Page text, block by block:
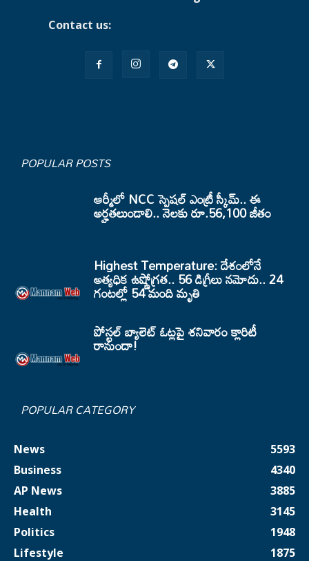
Contact us:
POPULAR POSTS
ఆర్మీలో NCC స్పెషల్ ఎంట్రీ స్కీమ్.. ఈ
అర్హతలుండాలి.. నెలకు రూ.56,100 జీతం
Highest Temperature: దేశంలోనే
అత్యధిక ఉష్ణోగ్రత.. 56 డిగ్రీలు నమోదు.. 24
గంటల్లో 54 మంది మృతి
పోస్టల్ బ్యాలెట్ ఓట్లపై శనివారం క్లారిటీ
రానుందా!
POPULAR CATEGORY
News
5593
Business
4340
AP News
3885
Health
3145
Politics
1948
Lifestyle
1875